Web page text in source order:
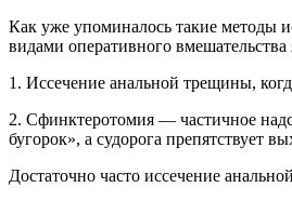
Как уже упоминалось такие методы
видами оперативного вмешательства
1. Иссечение анальной трещины,
2. Сфинктеротомия — частичное
бугорок», а судорога препятствует
Достаточно часто иссечение